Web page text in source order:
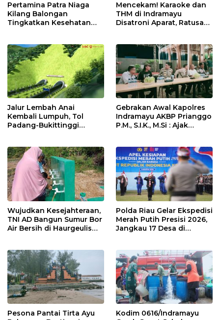
Pertamina Patra Niaga
Kilang Balongan
Tingkatkan Kesehatan
Rutin dan Edukasi
Perawatan Gigi
Mencekam! Karaoke dan
THM di Indramayu
Disatroni Aparat, Ratusan
Jalur Lembah Anai
Kembali Lumpuh, Tol
Padang-Bukittinggi
Gebrakan Awal Kapolres
Indramayu AKBP Prianggo
P.M., S.I.K., M.Si : Ajak
Wujudkan Kesejahteraan,
TNI AD Bangun Sumur Bor
Air Bersih di Haurgeulis
Polda Riau Gelar Ekspedisi
Merah Putih Presisi 2026,
Jangkau 17 Desa di
Pesona Pantai Tirta Ayu
Kodim 0616/Indramayu